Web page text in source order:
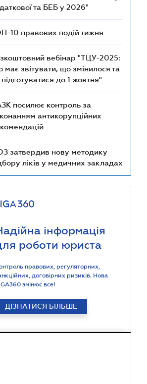
та БЕБ у 2026"
10 правових подій тижня
вебінар "ТЦУ-2025:
має звітувати, що змінилося та
до 1 жовтня"
посилює контроль за
антикорупційних
затвердив нову методику
ліків у медичних закладах
інформація
роботи юриста
правових, регуляторних,
договірних ризиків. Нова
змінює все!
ДІЗНАТИСЯ БІЛЬШЕ